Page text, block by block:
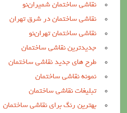
نقاشی ساختمان شمیران‌نو
نقاشی ساختمان در شرق تهران
نقاشی ساختمان تهران‌نو
جدیدترین نقاشی ساختمان
طرح های جدید نقاشی ساختمان
نمونه نقاشی ساختمان
تبلیغات نقاشی ساختمان
بهترین رنگ برای نقاشی ساختمان